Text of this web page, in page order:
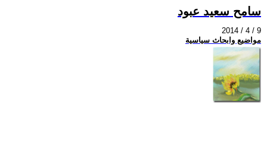
سامح سعيد عبود
2014 / 4 / 9
مواضيع وابحاث سياسية